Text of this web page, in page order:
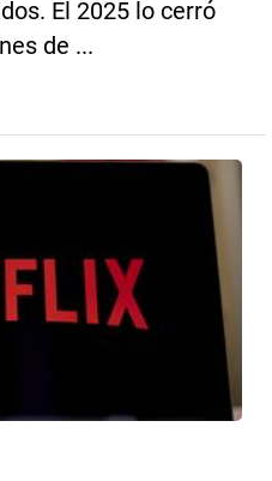
El 2025 lo cerró
de ...